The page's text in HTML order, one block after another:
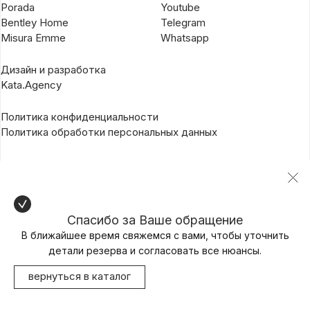
Porada
Bentley Home
Misura Emme
Youtube
Telegram
Whatsapp
Дизайн и разработка
Kata.Agency
Политика конфиденциальности
Политика обработки персональных данных
Спасибо за Ваше обращение
В ближайшее время свяжемся с вами, чтобы уточнить
детали резерва и согласовать все нюансы.
вернуться в каталог